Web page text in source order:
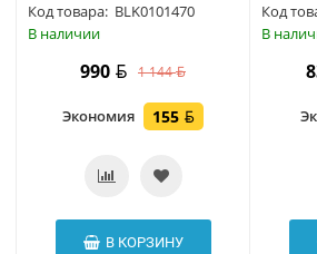
Код товара: BLK0101470
В наличии
990 1 144
Экономия 155
В КОРЗИНУ
Код
В